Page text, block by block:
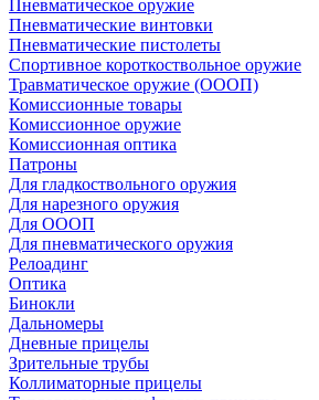
Пневматическое оружие
Пневматические винтовки
Пневматические пистолеты
Спортивное короткоствольное оружие
Травматическое оружие (ОООП)
Комиссионные товары
Комиссионное оружие
Комиссионная оптика
Патроны
Для гладкоствольного оружия
Для нарезного оружия
Для ОООП
Для пневматического оружия
Релоадинг
Оптика
Бинокли
Дальномеры
Дневные прицелы
Зрительные трубы
Коллиматорные прицелы